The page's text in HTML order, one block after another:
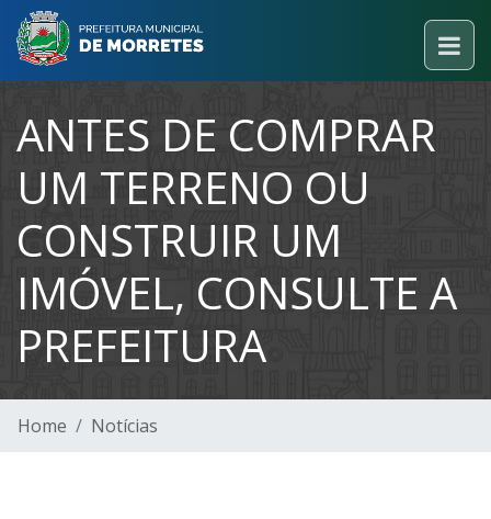
ANTES DE COMPRAR
UM TERRENO OU
CONSTRUIR UM
IMÓVEL, CONSULTE A
PREFEITURA
Home Notícias